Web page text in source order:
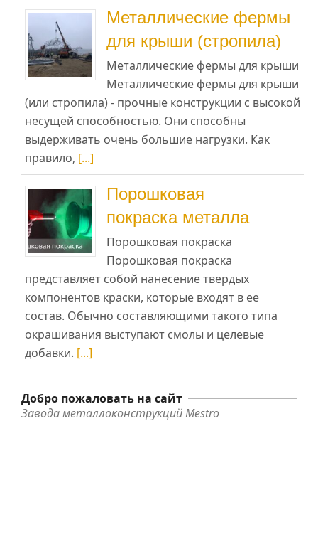
Металлические фермы
для крыши (стропила)
Металлические фермы для крыши
Металлические фермы для крыши
(или стропила) - прочные конструкции с высокой
несущей способностью. Они способны
выдерживать очень большие нагрузки. Как
правило, [...]
Порошковая
покраска металла
Порошковая покраска
Порошковая покраска
представляет собой нанесение твердых
компонентов краски, которые входят в ее
состав. Обычно составляющими такого типа
окрашивания выступают смолы и целевые
добавки. [...]
Добро пожаловать на сайт
Завода металлоконструкций Mestro